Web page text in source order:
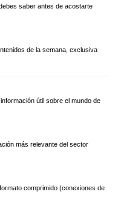
saber antes de acostarte
de la semana, exclusiva
útil sobre el mundo de
más relevante del sector
comprimido (conexiones de